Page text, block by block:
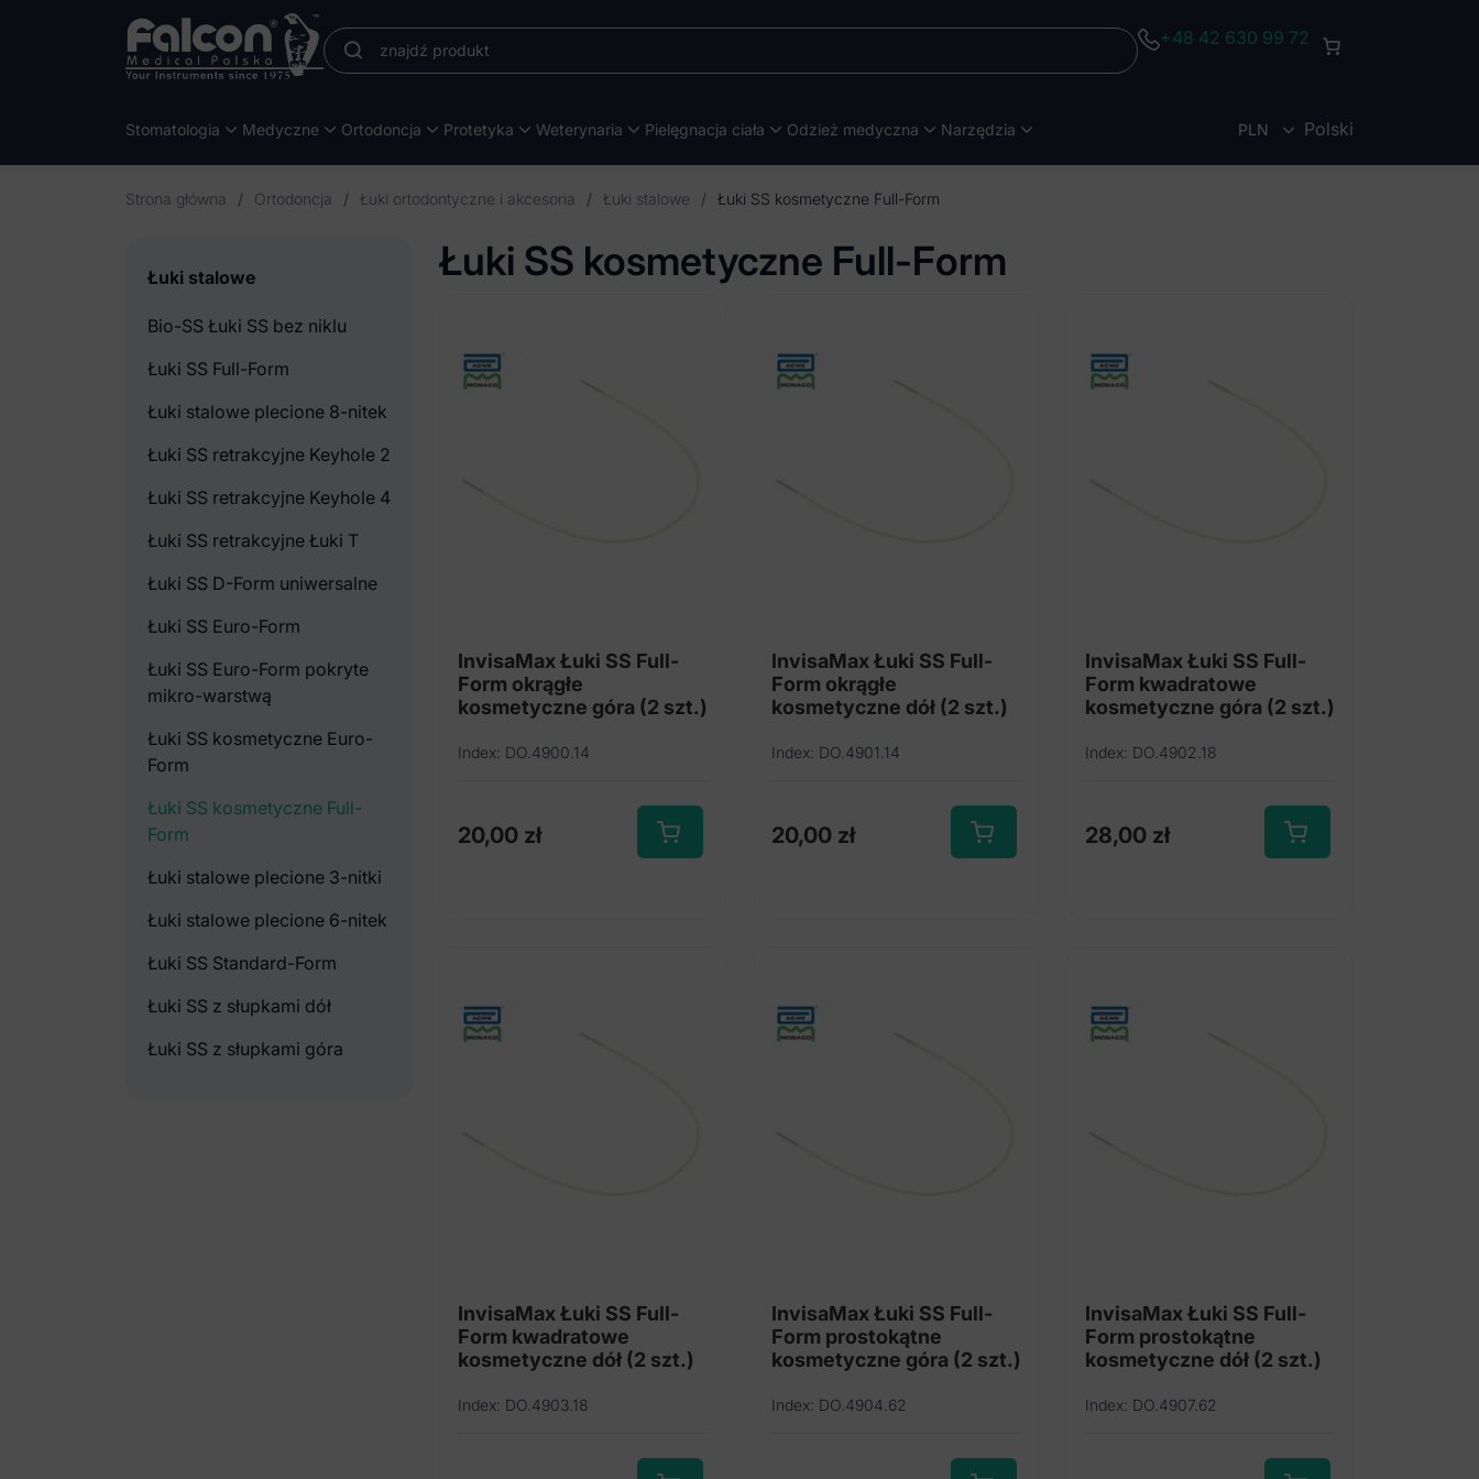
+48 42 630 99 72
Stomatologia Medyczne Ortodoncja Protetyka Weterynaria Pielęgnacja ciała Odzież medyczna Narzędzia PLN Polski
Strona główna / Ortodoncja / Łuki ortodontyczne i akcesoria / Łuki stalowe / Łuki SS kosmetyczne Full-Form
Łuki stalowe
Bio-SS Łuki SS bez niklu
Łuki SS Full-Form
Łuki stalowe plecione 8-nitek
Łuki SS retrakcyjne Keyhole 2
Łuki SS retrakcyjne Keyhole 4
Łuki SS retrakcyjne Łuki T
Łuki SS D-Form uniwersalne
Łuki SS Euro-Form
Łuki SS Euro-Form pokryte
mikro-warstwą
Łuki SS kosmetyczne Euro-
Form
Łuki SS kosmetyczne Full-
Form
Łuki stalowe plecione 3-nitki
Łuki stalowe plecione 6-nitek
Łuki SS Standard-Form
Łuki SS z słupkami dół
Łuki SS z słupkami góra
Łuki SS kosmetyczne Full-Form
InvisaMax Łuki SS Full-
Form okrągłe
kosmetyczne góra (2 szt.)
Index: DO.4900.14
20,00 zł
InvisaMax Łuki SS Full-
Form okrągłe
kosmetyczne dół (2 szt.)
Index: DO.4901.14
20,00 zł
InvisaMax Łuki SS Full-
Form kwadratowe
kosmetyczne góra (2 szt.)
Index: DO.4902.18
28,00 zł
InvisaMax Łuki SS Full-
Form kwadratowe
kosmetyczne dół (2 szt.)
Index: DO.4903.18
InvisaMax Łuki SS Full-
Form prostokątne
kosmetyczne góra (2 szt.)
Index: DO.4904.62
InvisaMax Łuki SS Full-
Form prostokątne
kosmetyczne dół (2 szt.)
Index: DO.4907.62